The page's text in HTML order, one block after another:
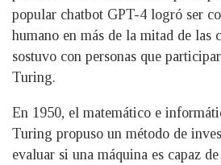
popular chatbot GPT-4 logró ser
humano en más de la mitad de las
sostuvo con personas que
Turing.
En 1950, el matemático e
Turing propuso un método de
evaluar si una máquina es capaz